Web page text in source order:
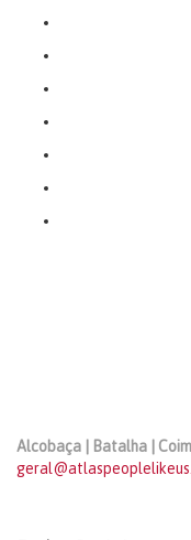
Alcobaça | Batalha |